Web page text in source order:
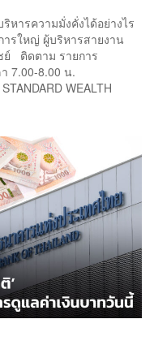
หารความมั่งคั่งได้อย่างไร
รใหญ่ ผู้บริหารสายงาน
ย์ ติดตาม รายการ
7.00-8.00 น.
WEALTH